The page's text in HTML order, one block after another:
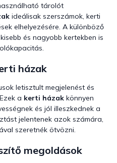
tárolót
ideálisak szerszámok, kerti
elhelyezésére. A különböző
és nagyobb kertekben is
házak
letisztult megjelenést és
a kerti házak könnyen
és jól illeszkednek a
jelentenek azok számára,
szeretnék ötvözni.
megoldások